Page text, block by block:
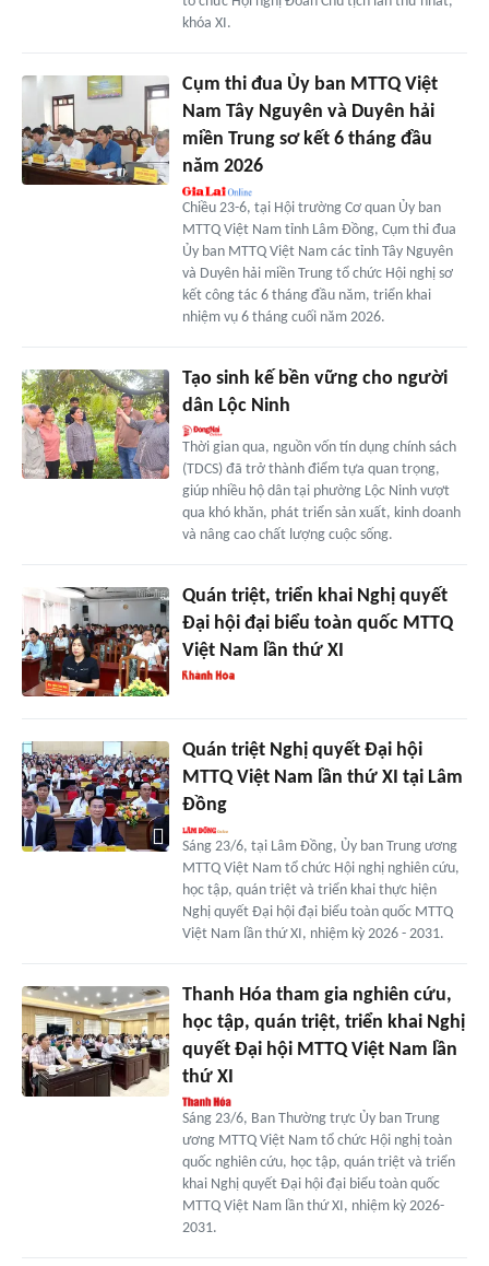
khóa XI.
Cụm thi đua Ủy ban MTTQ Việt
Nam Tây Nguyên và Duyên hải
miền Trung sơ kết 6 tháng đầu
năm 2026
Chiều 23-6, tại Hội trường Cơ quan Ủy ban
MTTQ Việt Nam tỉnh Lâm Đồng, Cụm thi đua
Ủy ban MTTQ Việt Nam các tỉnh Tây Nguyên
và Duyên hải miền Trung tổ chức Hội nghị sơ
kết công tác 6 tháng đầu năm, triển khai
nhiệm vụ 6 tháng cuối năm 2026.
Tạo sinh kế bền vững cho người
dân Lộc Ninh
Thời gian qua, nguồn vốn tín dụng chính sách
(TDCS) đã trở thành điểm tựa quan trọng,
giúp nhiều hộ dân tại phường Lộc Ninh vượt
qua khó khăn, phát triển sản xuất, kinh doanh
và nâng cao chất lượng cuộc sống.
Quán triệt, triển khai Nghị quyết
Đại hội đại biểu toàn quốc MTTQ
Việt Nam lần thứ XI
Quán triệt Nghị quyết Đại hội
MTTQ Việt Nam lần thứ XI tại Lâm
Đồng
Sáng 23/6, tại Lâm Đồng, Ủy ban Trung ương
MTTQ Việt Nam tổ chức Hội nghị nghiên cứu,
học tập, quán triệt và triển khai thực hiện
Nghị quyết Đại hội đại biểu toàn quốc MTTQ
Việt Nam lần thứ XI, nhiệm kỳ 2026 - 2031.
Thanh Hóa tham gia nghiên cứu,
học tập, quán triệt, triển khai Nghị
quyết Đại hội MTTQ Việt Nam lần
thứ XI
Sáng 23/6, Ban Thường trực Ủy ban Trung
ương MTTQ Việt Nam tổ chức Hội nghị toàn
quốc nghiên cứu, học tập, quán triệt và triển
khai Nghị quyết Đại hội đại biểu toàn quốc
MTTQ Việt Nam lần thứ XI, nhiệm kỳ 2026-
2031.